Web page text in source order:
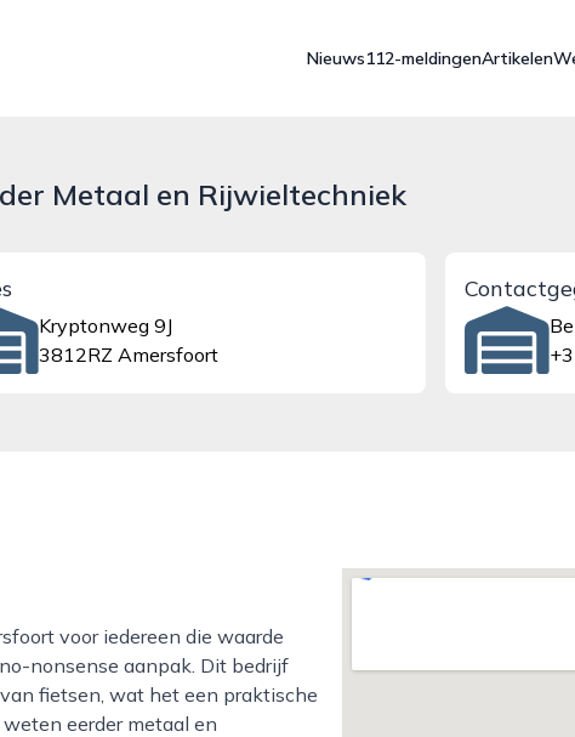
Nieuws112-meldingenArtikelen
Metaal en Rijwieltechniek
Kryptonweg 9J
3812RZ Amersfoort
nonsense aanpak. Dit bedrijf
fietsen, wat het een praktische
eerder metaal en